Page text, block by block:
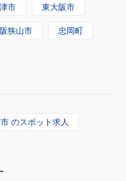
市 東大阪市
狭山市 忠岡町
のスポット求人